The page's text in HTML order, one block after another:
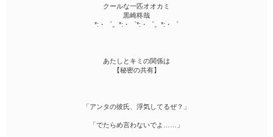
クールな一匹オオカミ
黒崎柊哉
*:・゜。*:・゜*:・゜。*:・゜
あたしとキミの関係は
【秘密の共有】
「アンタの彼氏、浮気してるぜ？」
「でたらめ言わないでよ……」